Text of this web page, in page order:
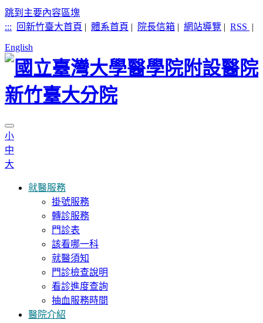
跳到主要內容區塊
:::
回新竹臺大首頁 | 體系首頁 | 院長信箱 | 網站導覽 | RSS |
English
小
中
大
就醫服務
掛號服務
轉診服務
門診表
該看哪一科
就醫須知
門診檢查說明
看診進度查詢
抽血服務時間
醫院介紹